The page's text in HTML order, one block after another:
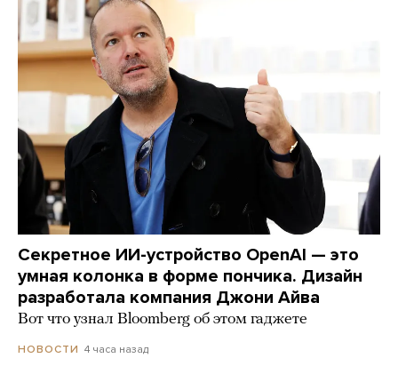
Секретное ИИ-устройство OpenAI — это
умная колонка в форме пончика. Дизайн
разработала компания Джони Айва
Вот что узнал Bloomberg об этом гаджете
НОВОСТИ 4 часа назад